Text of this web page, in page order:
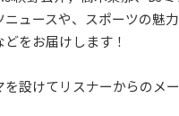
ニュースや、スポーツの魅
をお届けします！
を設けてリスナーからのメ